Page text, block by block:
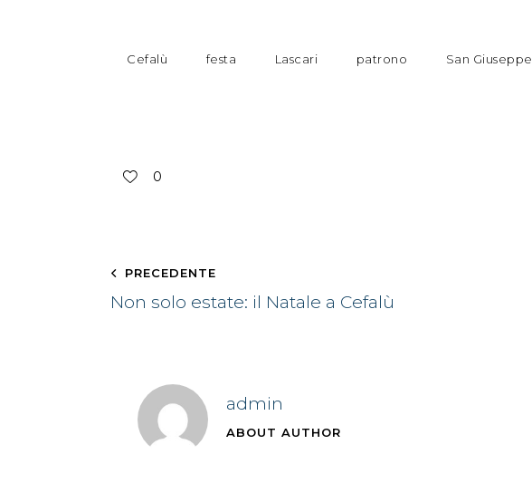
Cefalù festa Lascari patrono San Giuseppe
0
PRECEDENTE
Non solo estate: il Natale a Cefalù
admin
ABOUT AUTHOR